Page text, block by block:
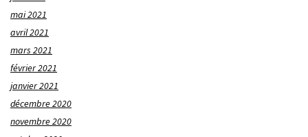
mai 2021
avril 2021
mars 2021
février 2021
janvier 2021
décembre 2020
novembre 2020